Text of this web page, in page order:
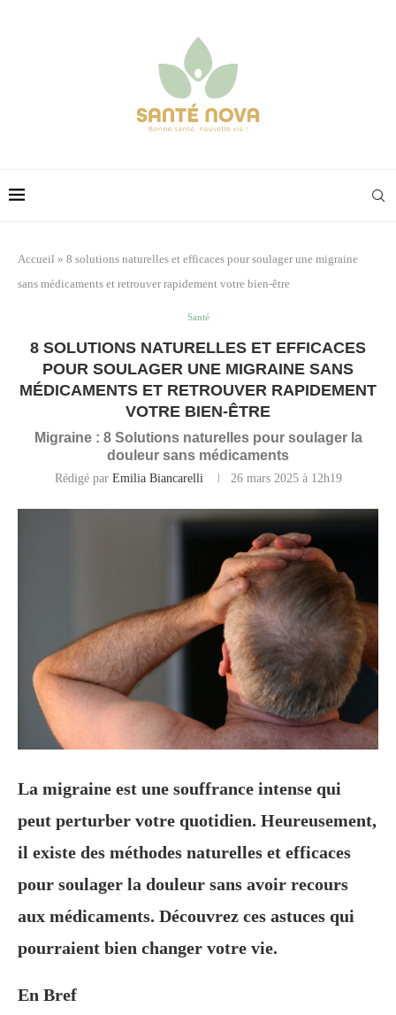
Accueil » 8 solutions naturelles et efficaces pour soulager une migraine
sans médicaments et retrouver rapidement votre bien-être
Santé
8 SOLUTIONS NATURELLES ET EFFICACES
POUR SOULAGER UNE MIGRAINE SANS
MÉDICAMENTS ET RETROUVER RAPIDEMENT
VOTRE BIEN-ÊTRE
Migraine : 8 Solutions naturelles pour soulager la
douleur sans médicaments
Rédigé par Emilia Biancarelli 26 mars 2025 à 12h19
La migraine est une souffrance intense qui
peut perturber votre quotidien. Heureusement,
il existe des méthodes naturelles et efficaces
pour soulager la douleur sans avoir recours
aux médicaments. Découvrez ces astuces qui
pourraient bien changer votre vie.
En Bref